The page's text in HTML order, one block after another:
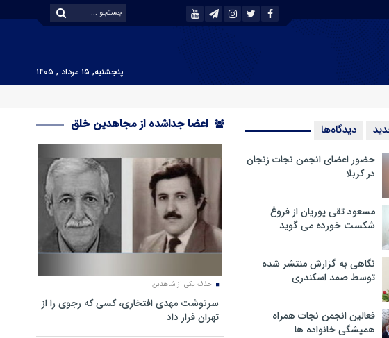
پنجشنبه, ۱۵ مرداد , ۱۴۰۵
دیدگاه‌ها
حضور اعضای انجمن نجات زنجان
در کربلا
مسعود تقی پوریان از فروغ
شکست خورده می گوید
نگاهی به گزارش منتشر شده
توسط صمد اسکندری
فعالین انجمن نجات همراه
همیشگی خانواده ها
اعضا جداشده از مجاهدین خلق
حذف یکی از شاهدین
سرنوشت مهدی افتخاری، کسی که رجوی را از
تهران فرار داد